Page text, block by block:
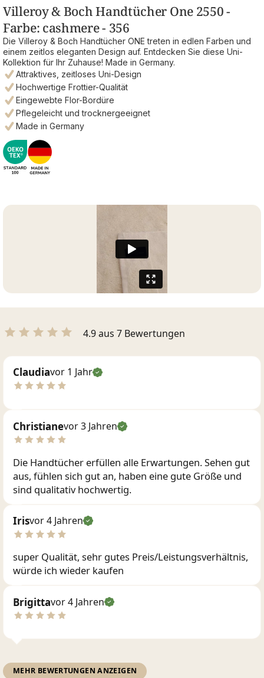
Villeroy & Boch Handtücher One 2550 -
Farbe: cashmere - 356
Die Villeroy & Boch Handtücher ONE treten in edlen Farben und
einem zeitlos eleganten Design auf. Entdecken Sie diese Uni-
Kollektion für Ihr Zuhause! Made in Germany.
Attraktives, zeitloses Uni-Design
Hochwertige Frottier-Qualität
Eingewebte Flor-Bordüre
Pflegeleicht und trocknergeeignet
Made in Germany
4.9 aus 7 Bewertungen
Claudiavor 1 Jahr
Christianevor 3 Jahren
Die Handtücher erfüllen alle Erwartungen. Sehen gut
aus, fühlen sich gut an, haben eine gute Größe und
sind qualitativ hochwertig.
Irisvor 4 Jahren
super Qualität, sehr gutes Preis/Leistungsverhältnis,
würde ich wieder kaufen
Brigittavor 4 Jahren
MEHR BEWERTUNGEN ANZEIGEN